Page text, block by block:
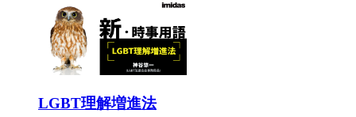
LGBT理解増進法